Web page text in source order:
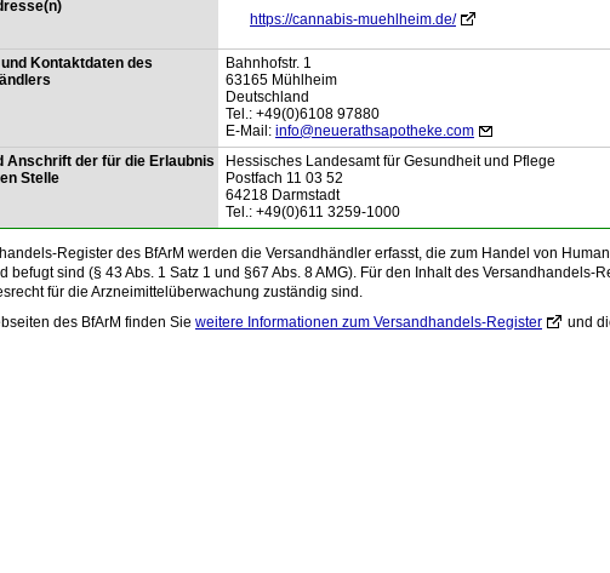
https://cannabis-muehlheim.de/
Kontaktdaten des
Bahnhofstr. 1
63165 Mühlheim
Deutschland
Tel.: +49(0)6108 97880
E-Mail: info@neuerathsapotheke.com
Anschrift der für die Erlaubnis
Stelle
Hessisches Landesamt für Gesundheit und Pflege
Postfach 11 03 52
64218 Darmstadt
Tel.: +49(0)611 3259-1000
Register des BfArM werden die Versandhändler erfasst, die zum Handel von
befugt sind (§ 43 Abs. 1 Satz 1 und §67 Abs. 8 AMG). Für den Inhalt des Versandhandels-
für die Arzneimittelüberwachung zuständig sind.
des BfArM finden Sie weitere Informationen zum Versandhandels-Register und